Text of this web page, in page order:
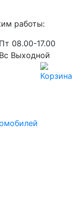
работы:
08.00-17.00
Выходной